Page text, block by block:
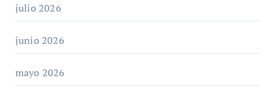
julio 2026
junio 2026
mayo 2026